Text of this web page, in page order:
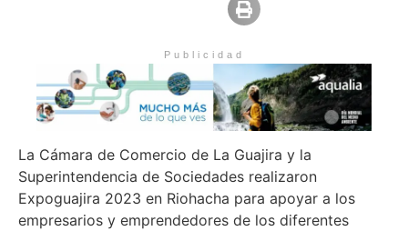
Publicidad
La Cámara de Comercio de La Guajira y la
Superintendencia de Sociedades realizaron
Expoguajira 2023 en Riohacha para apoyar a los
empresarios y emprendedores de los diferentes